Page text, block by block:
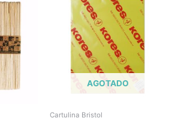
AGOTADO
Cartulina Bristol